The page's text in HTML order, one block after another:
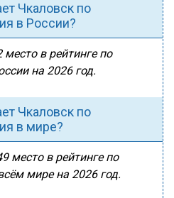
Чкаловск по
в России?
в рейтинге по
на 2026 год.
Чкаловск по
в мире?
место в рейтинге по
мире на 2026 год.